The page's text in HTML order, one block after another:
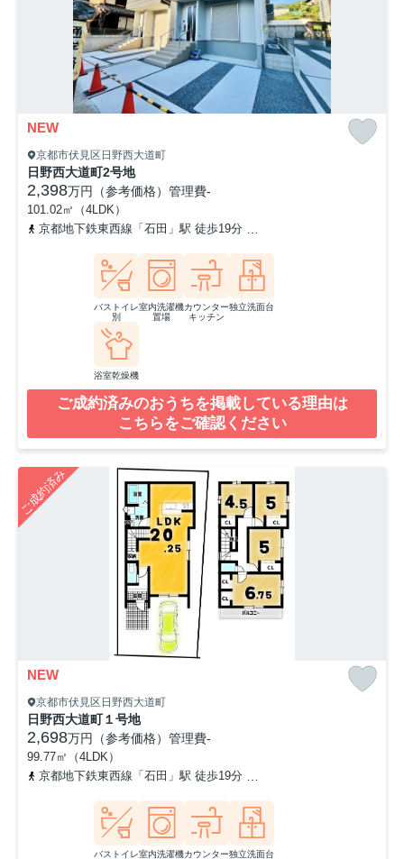
NEW
京都市伏見区日野西大道町
日野西大道町2号地
2,398万円（参考価格） 管理費-
101.02㎡（4LDK）
京都地下鉄東西線「石田」駅 徒歩19分
バストイレ
別
室内洗濯機
置場
カウンター
キッチン
独立洗面台
浴室乾燥機
ご成約済みのおうちを掲載している理由は
こちらをご確認ください
ご成約済み
NEW
京都市伏見区日野西大道町
日野西大道町１号地
2,698万円（参考価格） 管理費-
99.77㎡（4LDK）
京都地下鉄東西線「石田」駅 徒歩19分
バストイレ室内洗濯機カウンター独立洗面台